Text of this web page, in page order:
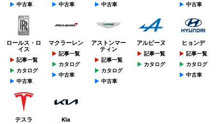
中古車
中古車
中古車
中古車
ロールス・ロ
イス
記事一覧
カタログ
中古車
マクラーレン
記事一覧
カタログ
中古車
アストンマー
ティン
記事一覧
カタログ
中古車
アルピーヌ
記事一覧
カタログ
ヒョンデ
記事一覧
カタログ
中古車
テスラ Kia